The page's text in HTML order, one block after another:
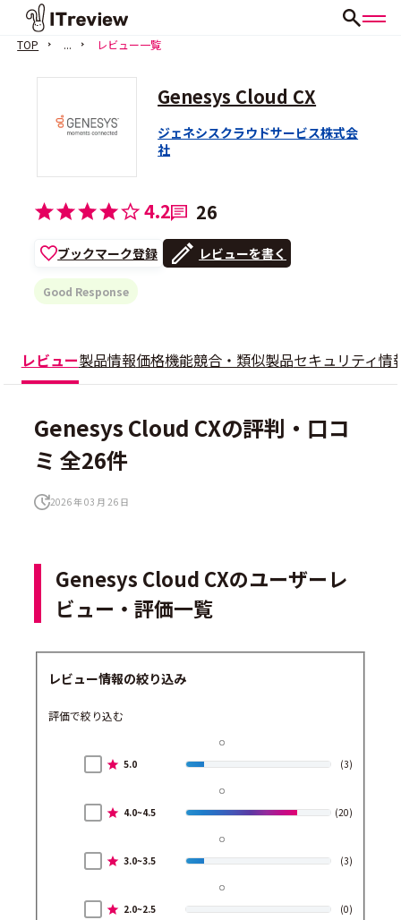
TOP ... レビュー一覧
Genesys Cloud CX
ジェネシスクラウドサービス株式会
社
4.2 26
ブックマーク登録 レビューを書く
Good Response
レビュー製品情報価格機能競合・類似製品セキュリティ情
Genesys Cloud CXの評判・口コ
ミ 全26件
2026 年 03 月 26 日
Genesys Cloud CXのユーザーレ
ビュー・評価一覧
レビュー情報の絞り込み
評価で絞り込む
5.0 (3)
4.0~4.5 (20)
3.0~3.5 (3)
2.0~2.5 (0)